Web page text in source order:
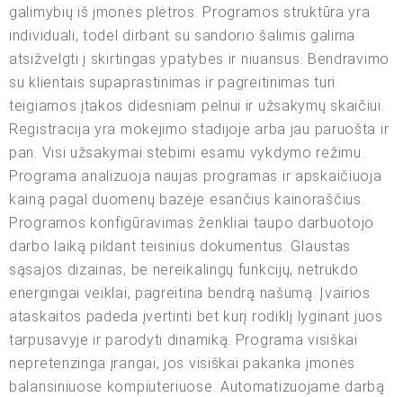
galimybių iš įmonės plėtros. Programos struktūra yra
individuali, todėl dirbant su sandorio šalimis galima
atsižvelgti į skirtingas ypatybes ir niuansus. Bendravimo
su klientais supaprastinimas ir pagreitinimas turi
teigiamos įtakos didesniam pelnui ir užsakymų skaičiui.
Registracija yra mokėjimo stadijoje arba jau paruošta ir
pan. Visi užsakymai stebimi esamu vykdymo režimu.
Programa analizuoja naujas programas ir apskaičiuoja
kainą pagal duomenų bazėje esančius kainoraščius.
Programos konfigūravimas ženkliai taupo darbuotojo
darbo laiką pildant teisinius dokumentus. Glaustas
sąsajos dizainas, be nereikalingų funkcijų, netrukdo
energingai veiklai, pagreitina bendrą našumą. Įvairios
ataskaitos padeda įvertinti bet kurį rodiklį lyginant juos
tarpusavyje ir parodyti dinamiką. Programa visiškai
nepretenzinga įrangai, jos visiškai pakanka įmonės
balansiniuose kompiuteriuose. Automatizuojame darbą